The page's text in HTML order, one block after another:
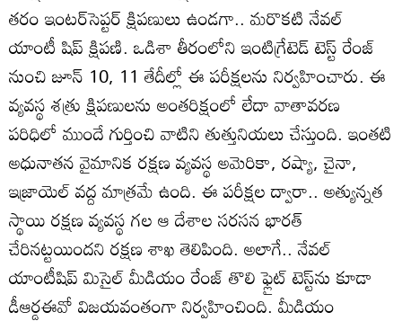
తరం ఇంటర్‌సెప్టర్‌ క్షిపణులు ఉండగా.. మరొకటి నేవల్‌
యాంటీ షిప్‌ క్షిపణి. ఒడిశా తీరంలోని ఇంటిగ్రేటెడ్‌ టెస్ట్‌ రేంజ్‌
నుంచి జూన్‌ 10, 11 తేదీల్లో ఈ పరీక్షలను నిర్వహించారు. ఈ
వ్యవస్థ శత్రు క్షిపణులను అంతరిక్షంలో లేదా వాతావరణ
పరిధిలో ముందే గుర్తించి వాటిని తుత్తునియలు చేస్తుంది. ఇంతటి
అధునాతన వైమానిక రక్షణ వ్యవస్థ అమెరికా, రష్యా, చైనా,
ఇజ్రాయెల్‌ వద్ద మాత్రమే ఉంది. ఈ పరీక్షల ద్వారా.. అత్యున్నత
స్థాయి రక్షణ వ్యవస్థ గల ఆ దేశాల సరసన భారత్‌
చేరినట్టయిందని రక్షణ శాఖ తెలిపింది. అలాగే.. నేవల్‌
యాంటీషిప్‌ మిసైల్‌ మీడియం రేంజ్‌ తొలి ఫ్లైట్‌ టెస్ట్‌ను కూడా
డీఆర్డఈవో విజయవంతంగా నిర్వహించింది. మీడియం